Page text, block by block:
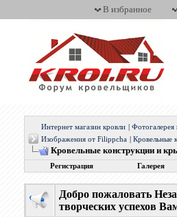
В избранное
Интернет магазин кровли Фотогалерея
Изображения от Filippcha
Кровельные
Кровельные конструкции и
Регистрация Галерея
Добро пожаловать
творческих успехов